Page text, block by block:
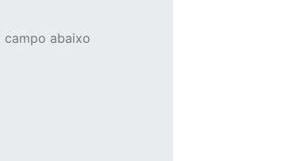
campo abaixo